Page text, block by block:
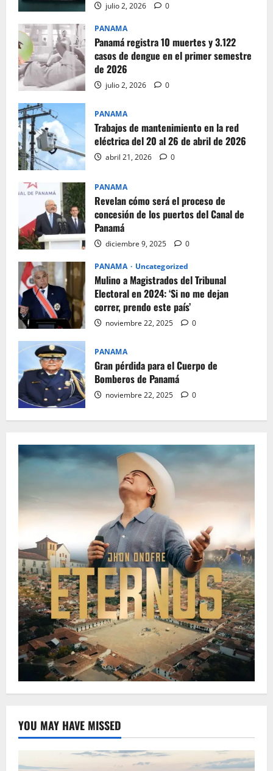
julio 2, 2026 0
PANAMA
Panamá registra 10 muertes y 3.122
casos de dengue en el primer semestre
de 2026
julio 2, 2026 0
PANAMA
Trabajos de mantenimiento en la red
eléctrica del 20 al 26 de abril de 2026
abril 21, 2026 0
PANAMA
Revelan cómo será el proceso de
concesión de los puertos del Canal de
Panamá
diciembre 9, 2025 0
PANAMA Uncategorized
Mulino a Magistrados del Tribunal
Electoral en 2024: ‘Si no me dejan
correr, prendo este país’
noviembre 22, 2025 0
PANAMA
Gran pérdida para el Cuerpo de
Bomberos de Panamá
noviembre 22, 2025 0
YOU MAY HAVE MISSED